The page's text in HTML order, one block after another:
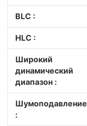
BLC :
HLC :
Широкий
динамический
диапазон :
Шумоподавление
: